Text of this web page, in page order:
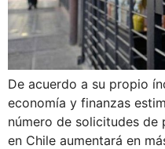
De acuerdo a su propio
economía y finanzas
número de solicitudes
en Chile aumentará en